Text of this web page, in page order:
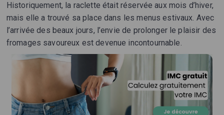
Historiquement, la raclette était réservée aux mois d’hiver,
mais elle a trouvé sa place dans les menus estivaux. Avec
l’arrivée des beaux jours, l’envie de prolonger le plaisir des
fromages savoureux est devenue incontournable.